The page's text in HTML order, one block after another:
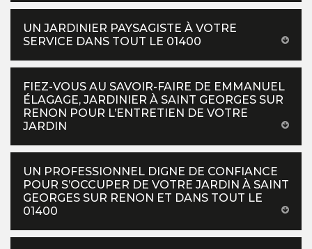
UN JARDINIER PAYSAGISTE À VOTRE
SERVICE DANS TOUT LE 01400
FIEZ-VOUS AU SAVOIR-FAIRE DE EMMANUEL
ÉLAGAGE, JARDINIER À SAINT GEORGES SUR
RENON POUR L’ENTRETIEN DE VOTRE
JARDIN
UN PROFESSIONNEL DIGNE DE CONFIANCE
POUR S’OCCUPER DE VOTRE JARDIN À SAINT
GEORGES SUR RENON ET DANS TOUT LE
01400